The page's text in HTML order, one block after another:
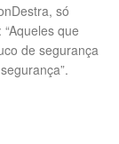
só
que
de segurança